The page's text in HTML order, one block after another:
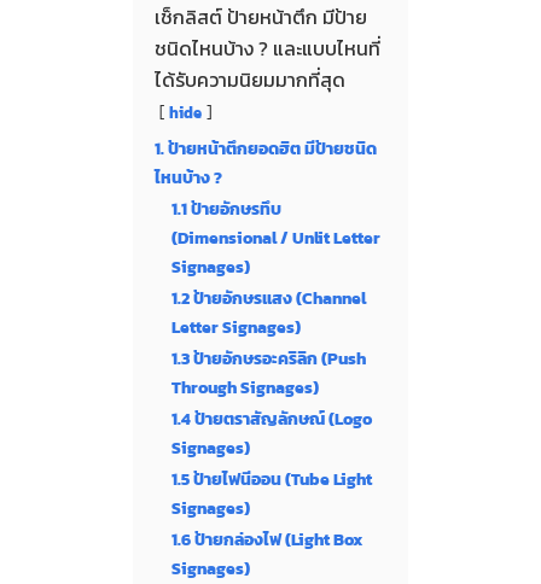
เช็กลิสต์ ป้ายหน้าตึก มีป้าย
ชนิดไหนบ้าง ? และแบบไหนที่
ได้รับความนิยมมากที่สุด
hide
1. ป้ายหน้าตึกยอดฮิต มีป้ายชนิด
ไหนบ้าง ?
1.1 ป้ายอักษรทึบ
(Dimensional / Unlit Letter
Signages)
1.2 ป้ายอักษรแสง (Channel
Letter Signages)
1.3 ป้ายอักษรอะคริลิก (Push
Through Signages)
1.4 ป้ายตราสัญลักษณ์ (Logo
Signages)
1.5 ป้ายไฟนีออน (Tube Light
Signages)
1.6 ป้ายกล่องไฟ (Light Box
Signages)